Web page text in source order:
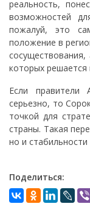
реальность,
возможностей
пожалуй, это
положение в
сосуществования,
которых решается
Если правители
серьезно, то
точкой для
страны. Такая
но и стабильности
Поделиться: